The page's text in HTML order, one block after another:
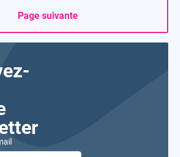
Page suivante